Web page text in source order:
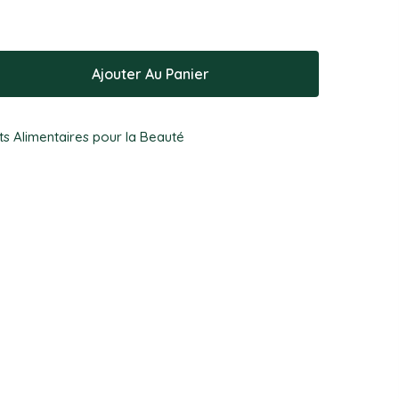
Ajouter Au Panier
Alimentaires pour la Beauté
e-mail et mon site dans le navigateur pour mon